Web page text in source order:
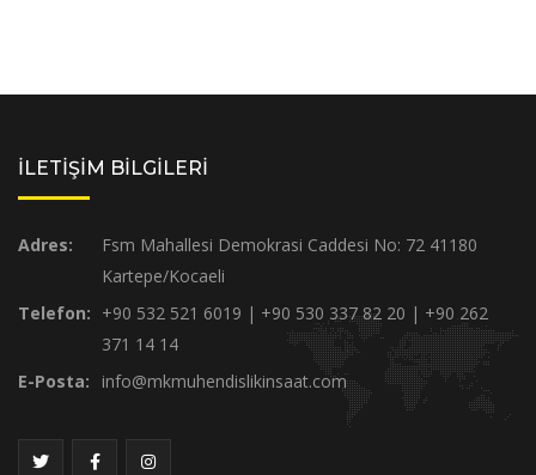
İLETİŞİM BİLGİLERİ
Adres:
Fsm Mahallesi Demokrasi Caddesi No: 72 41180
Kartepe/Kocaeli
Telefon: +90 532 521 6019 | +90 530 337 82 20 | +90 262
371 14 14
E-Posta:
info@mkmuhendislikinsaat.com